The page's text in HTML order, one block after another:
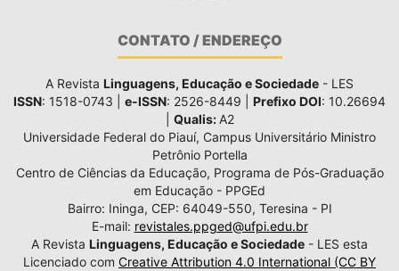
CONTATO / ENDEREÇO
A Revista Linguagens, Educação e Sociedade - LES
ISSN: 1518-0743 | e-ISSN: 2526-8449 | Prefixo DOI: 10.26694
Qualis: A2
Universidade Federal do Piauí, Campus Universitário Ministro
Petrônio Portella
Centro de Ciências da Educação, Programa de Pós-Graduação
em Educação - PPGEd
Bairro: Ininga, CEP: 64049-550, Teresina - PI
E-mail: revistales.ppged@ufpi.edu.br
A Revista Linguagens, Educação e Sociedade - LES esta
Licenciado com Creative Attribution 4.0 International (CC BY